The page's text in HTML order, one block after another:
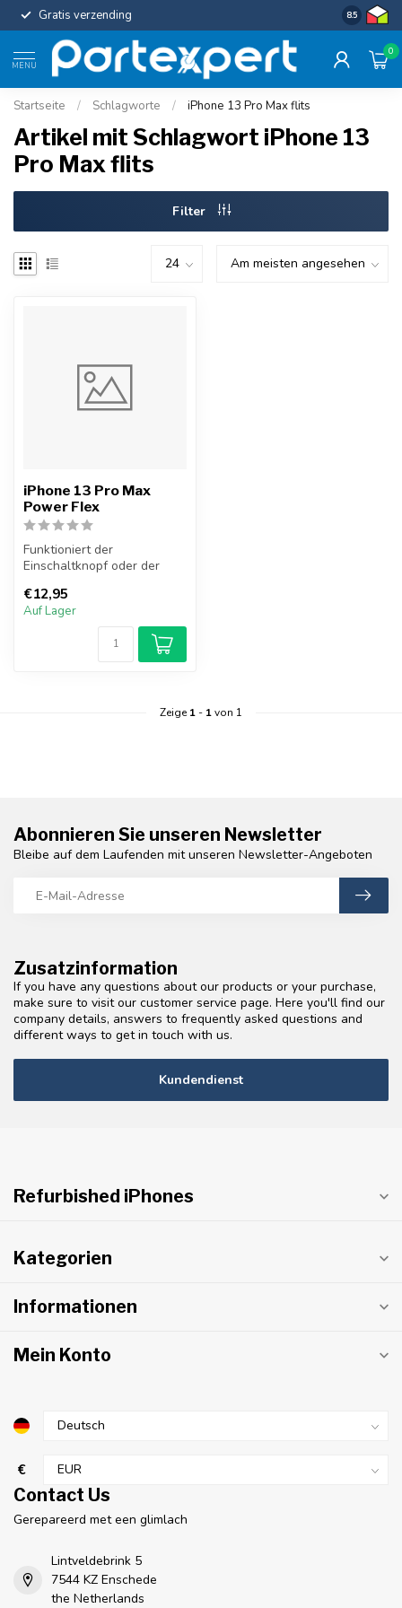
Gratis verzending Uniforme
8.5
MENU
0
Startseite / Schlagworte / iPhone 13 Pro Max flits
Artikel mit Schlagwort iPhone 13
Pro Max flits
Filter
iPhone 13 Pro Max
Power Flex
Funktioniert der
Einschaltknopf oder der
Max nicht meh...
€12,95
Auf Lager
Zeige1- 1von 1
Zusatzinformation
If you have any questions about our products or your purchase,
make sure to visit our customer service page. Here you'll find our
company details, answers to frequently asked questions and
different ways to get in touch with us.
Kundendienst
Abonnieren Sie unseren Newsletter
Bleibe auf dem Laufenden mit unseren Newsletter-Angeboten
Refurbished iPhones
Kategorien
Informationen
Mein Konto
€
Contact Us
Gerepareerd met een glimlach
Lintveldebrink 5
7544 KZ Enschede
the Netherlands